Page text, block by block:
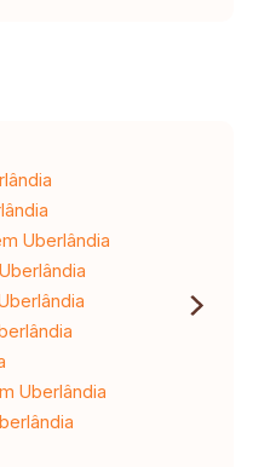
Uberlândia
Uberlândia